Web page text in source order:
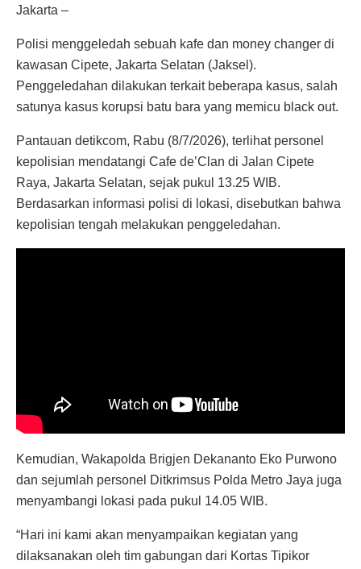
Jakarta –
Polisi menggeledah sebuah kafe dan money changer di
kawasan Cipete, Jakarta Selatan (Jaksel).
Penggeledahan dilakukan terkait beberapa kasus, salah
satunya kasus korupsi batu bara yang memicu black out.
Pantauan detikcom, Rabu (8/7/2026), terlihat personel
kepolisian mendatangi Cafe de’Clan di Jalan Cipete
Raya, Jakarta Selatan, sejak pukul 13.25 WIB.
Berdasarkan informasi polisi di lokasi, disebutkan bahwa
kepolisian tengah melakukan penggeledahan.
Kemudian, Wakapolda Brigjen Dekananto Eko Purwono
dan sejumlah personel Ditkrimsus Polda Metro Jaya juga
menyambangi lokasi pada pukul 14.05 WIB.
“Hari ini kami akan menyampaikan kegiatan yang
dilaksanakan oleh tim gabungan dari Kortas Tipikor